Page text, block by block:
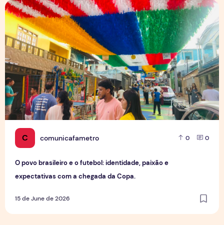
C comunicafametro 0 0
O povo brasileiro e o futebol: identidade, paixão e
expectativas com a chegada da Copa.
15 de June de 2026
O povo brasileiro e o futebol: identidade, paixão e